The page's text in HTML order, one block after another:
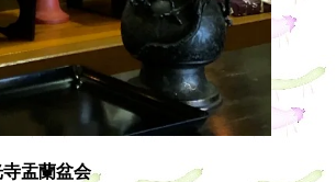
盂蘭盆会